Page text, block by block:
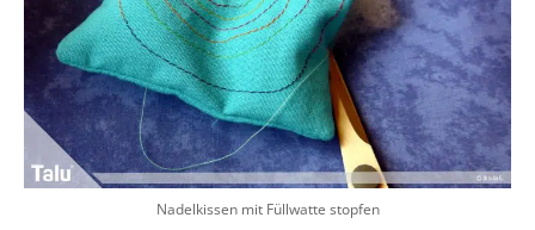
Nadelkissen mit Füllwatte stopfen